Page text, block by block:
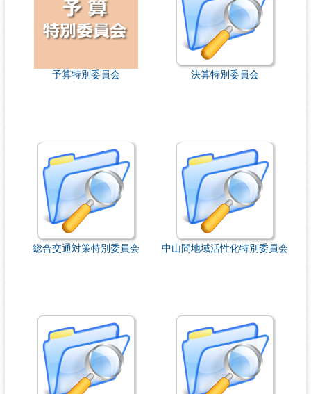
予算特別委員会 決算特別委員会
総合交通対策特別委員会 中山間地域活性化特別委員会